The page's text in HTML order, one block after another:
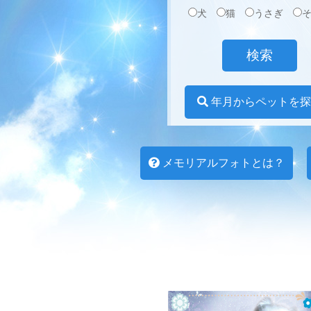
犬 猫 うさぎ
年月からペットを
メモリアルフォトとは？